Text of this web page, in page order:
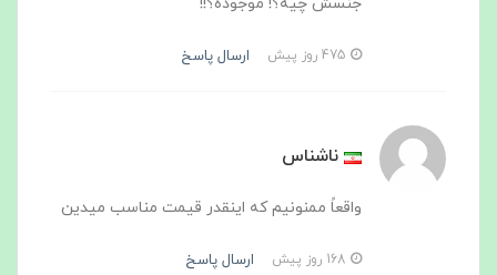
ارسال پاسخ
ناشناس
واقعاً ممنونیم که اینقدر قیمت مناسب میدین
ارسال پاسخ